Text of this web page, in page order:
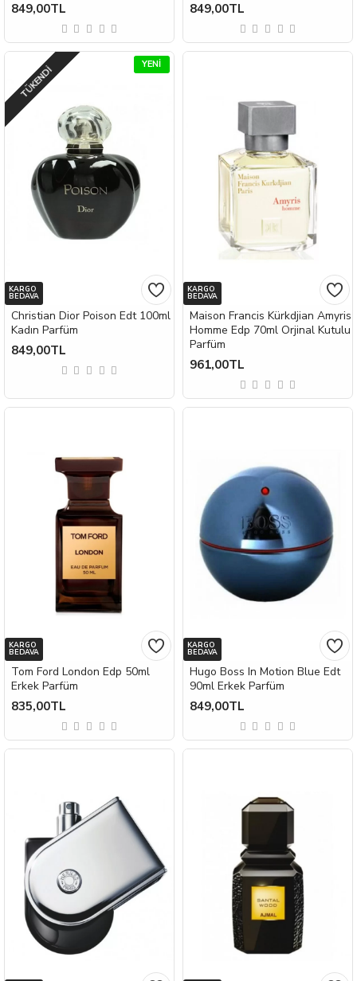
849,00TL 849,00TL
YENI
KARGO
BEDAVA
TÜKENDI
Christian Dior Poison Edt 100ml
Kadın Parfüm
849,00TL
KARGO
BEDAVA
Maison Francis Kürkdjian Amyris
Homme Edp 70ml Orjinal Kutulu
Parfüm
961,00TL
KARGO
BEDAVA
Tom Ford London Edp 50ml
Erkek Parfüm
835,00TL
KARGO
BEDAVA
Hugo Boss In Motion Blue Edt
90ml Erkek Parfüm
849,00TL